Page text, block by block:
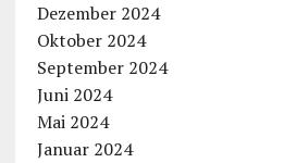
Dezember 2024
Oktober 2024
September 2024
Juni 2024
Mai 2024
Januar 2024